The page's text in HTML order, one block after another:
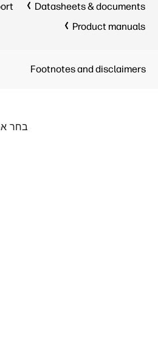
Datasheets & documents
Product manuals
Footnotes and disclaimers
בחר